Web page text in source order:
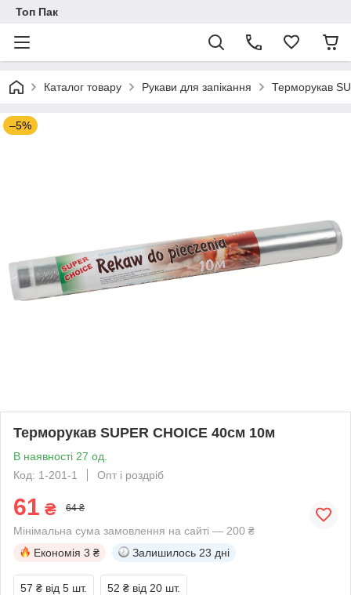
Топ Пак
Каталог товару Рукави для запікання Терморукав
–5%
Терморукав SUPER CHOICE 40см 10м
В наявності 27 од.
Код: 1-201-1
Опт і роздріб
61 ₴ 64 ₴
Мінімальна сума замовлення на сайті — 200 ₴
Економія 3 ₴ Залишилось 23 дні
57 ₴ від 5 шт. 52 ₴ від 20 шт.